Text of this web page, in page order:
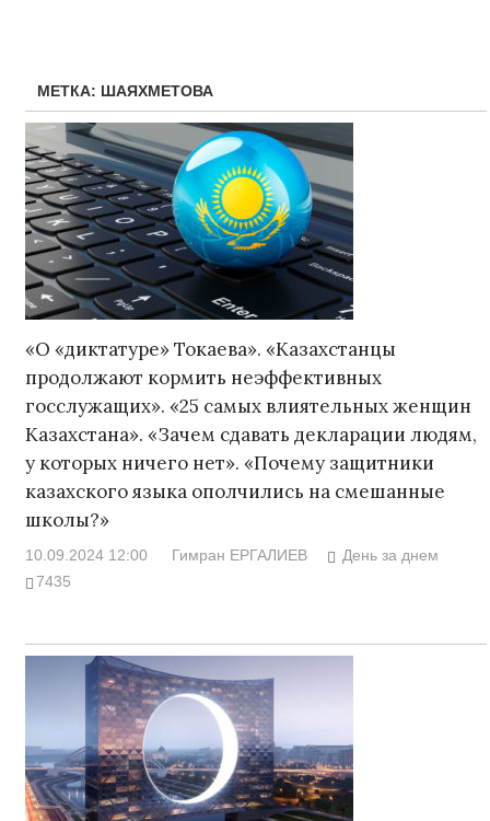
МЕТКА: ШАЯХМЕТОВА
«О «диктатуре» Токаева». «Казахстанцы
продолжают кормить неэффективных
госслужащих». «25 самых влиятельных женщин
Казахстана». «Зачем сдавать декларации людям,
у которых ничего нет». «Почему защитники
казахского языка ополчились на смешанные
школы?»
10.09.2024 12:00 Гимран ЕРГАЛИЕВ
День за днем
7435